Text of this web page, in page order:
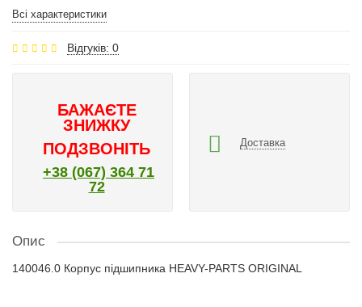
Всі характеристики
Відгуків: 0
БАЖАЄТЕ
ЗНИЖКУ
ПОДЗВОНІТЬ
+38 (067) 364 71
72
Доставка
Опис
140046.0 Корпус підшипника HEAVY-PARTS ORIGINAL